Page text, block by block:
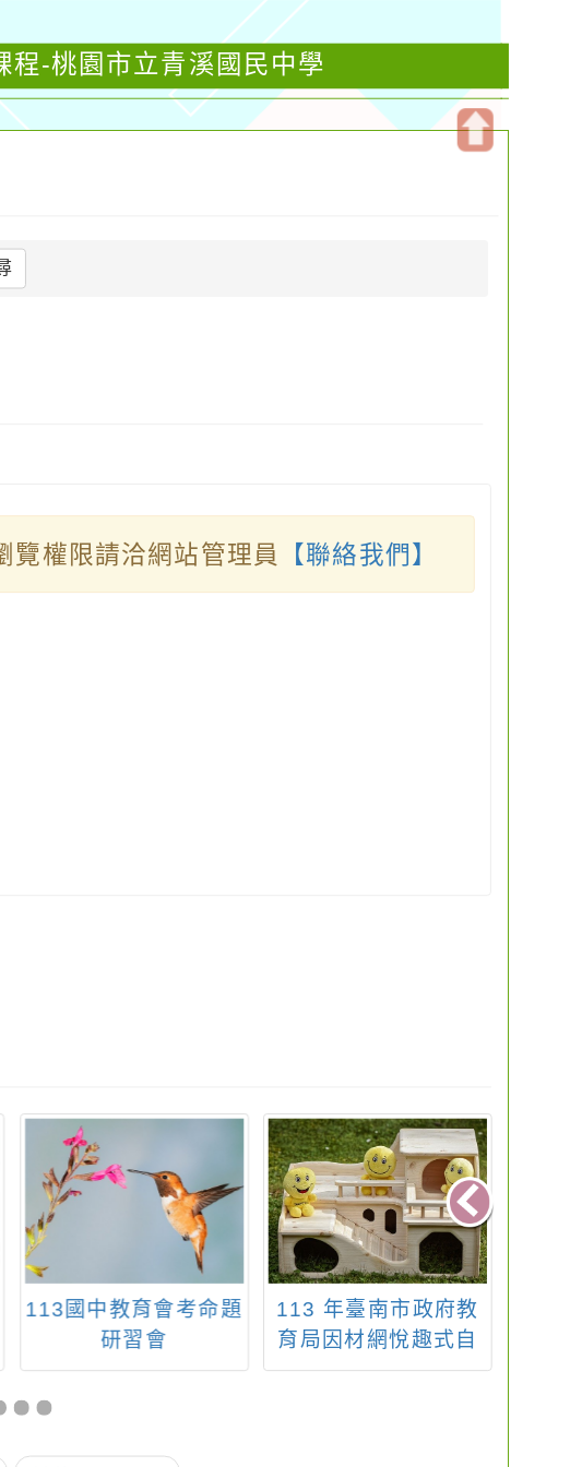
-桃園市立青溪國民中學
覽權限請洽網站管理員 【聯絡我們】
113國中教育會考命題
研習會
113 年臺南市政府教
育局因材網悅趣式自
學平臺－「因雄崛